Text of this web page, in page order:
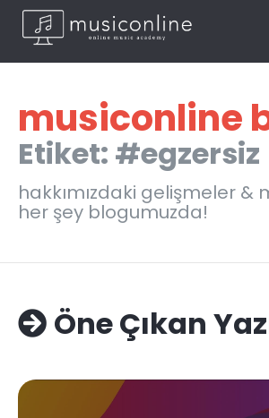
musiconline
Etiket: #egzersiz
hakkımızdaki gelişmeler &
her şey blogumuzda!
Öne Çıkan